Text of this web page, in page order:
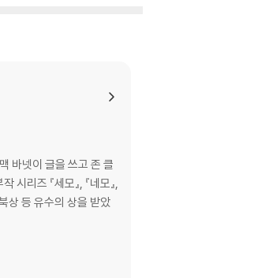
바넷이 글을 쓰고 존 클
리즈 『세모』, 『네모』,
상 등 유수의 상을 받았